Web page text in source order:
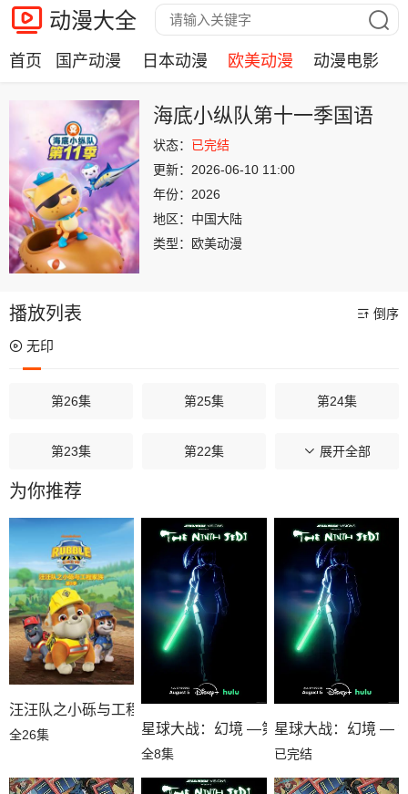
动漫大全
首页 国产动漫 日本动漫 欧美动漫 动漫电影
海底小纵队第十一季国语
状态： 已完结
更新： 2026-06-10 11:00
年份： 2026
地区： 中国大陆
类型：
欧美动漫
播放列表 倒序
无印
第26集 第25集 第24集
第23集 第22集 第21集
第20集
第17集 第16集 第15集
第14集 第13集 第12集
第11集 第10集 第09集
第08集 第07集 第06集
展开全部
为你推荐
汪汪队之小砾与工程家族第三季国语
全26集 星球大战：幻境 —第九个绝地武士
全8集
星球大战：幻境 —
已完结